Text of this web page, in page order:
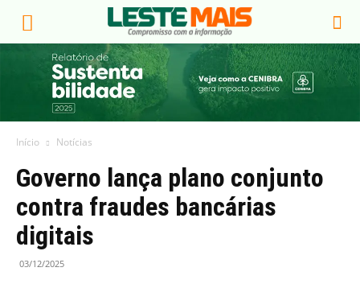
Início Notícias
Governo lança plano conjunto
contra fraudes bancárias
digitais
03/12/2025